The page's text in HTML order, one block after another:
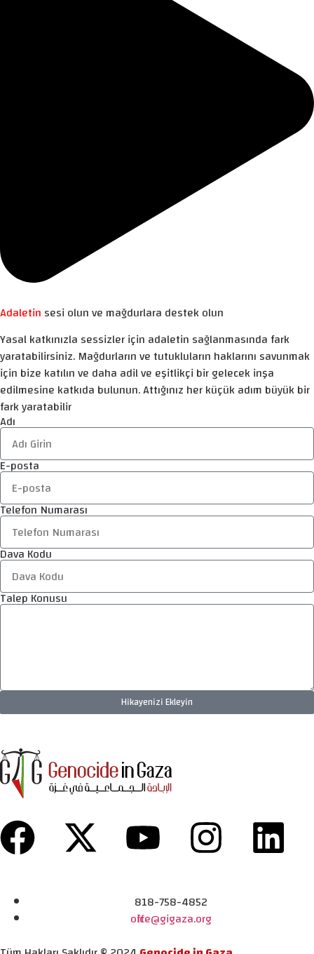
Adaletin sesi olun ve mağdurlara destek olun
Yasal katkınızla sessizler için adaletin sağlanmasında fark
yaratabilirsiniz. Mağdurların ve tutukluların haklarını savunmak
için bize katılın ve daha adil ve eşitlikçi bir gelecek inşa
edilmesine katkıda bulunun. Attığınız her küçük adım büyük bir
fark yaratabilir
Adı
E-posta
Telefon Numarası
Dava Kodu
Talep Konusu
Hikayenizi Ekleyin
818-758-4852
office@gigaza.org